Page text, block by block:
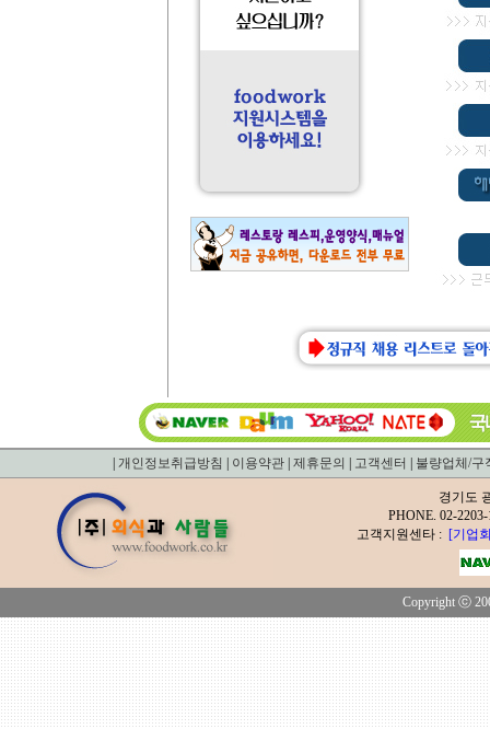
개인정보취급방침 이용약관 제휴문의 고객센터 불량업체/구
경기도
PHONE. 02-
고객지원센타 : [기업
Copyright ⓒ